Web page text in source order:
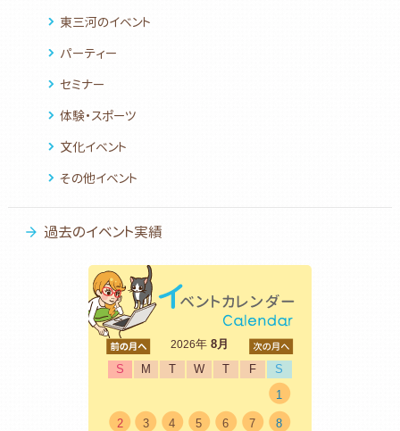
東三河のイベント
パーティー
セミナー
体験・スポーツ
文化イベント
その他イベント
過去のイベント実績
2026年8月
S
M T W T F
S
1
2 3 4 5 6 7 8